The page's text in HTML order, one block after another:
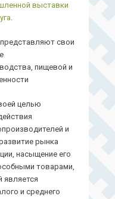
выставки
.
свои
пищевой и
целью
и
рынка
насыщение его
товарами,
и среднего